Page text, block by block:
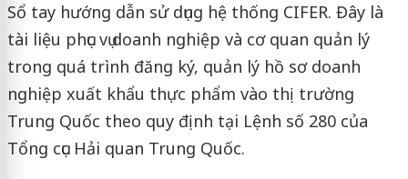
Sổ tay hướng dẫn sử dụng hệ thống CIFER. Đây là
tài liệu phục vụ doanh nghiệp và cơ quan quản lý
trong quá trình đăng ký, quản lý hồ sơ doanh
nghiệp xuất khẩu thực phẩm vào thị trường
Trung Quốc theo quy định tại Lệnh số 280 của
Tổng cục Hải quan Trung Quốc.